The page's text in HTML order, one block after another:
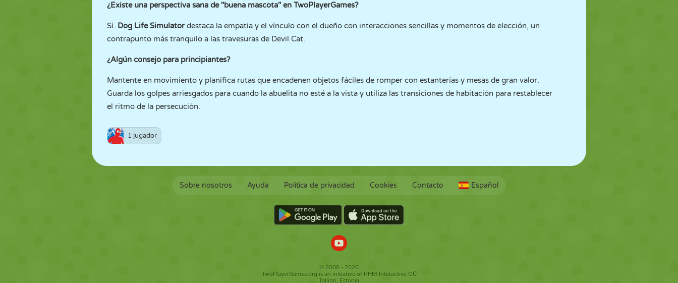
¿Existe una perspectiva sana de "buena mascota" en TwoPlayerGames?
Sí. Dog Life Simulatordestaca la empatía y el vínculo con el dueño con interacciones sencillas y momentos de elección, un
contrapunto más tranquilo a las travesuras de Devil Cat.
¿Algún consejo para principiantes?
Mantente en movimiento y planifica rutas que encadenen objetos fáciles de romper con estanterías y mesas de gran valor.
Guarda los golpes arriesgados para cuando la abuelita no esté a la vista y utiliza las transiciones de habitación para restablecer
el ritmo de la persecución.
1 jugador
Sobre nosotros Ayuda Política de privacidad Cookies Contacto Español
© 2008 - 2026
TwoPlayerGames.org is an initiative of RHM Interactive OÜ
Tallinn, Estonia